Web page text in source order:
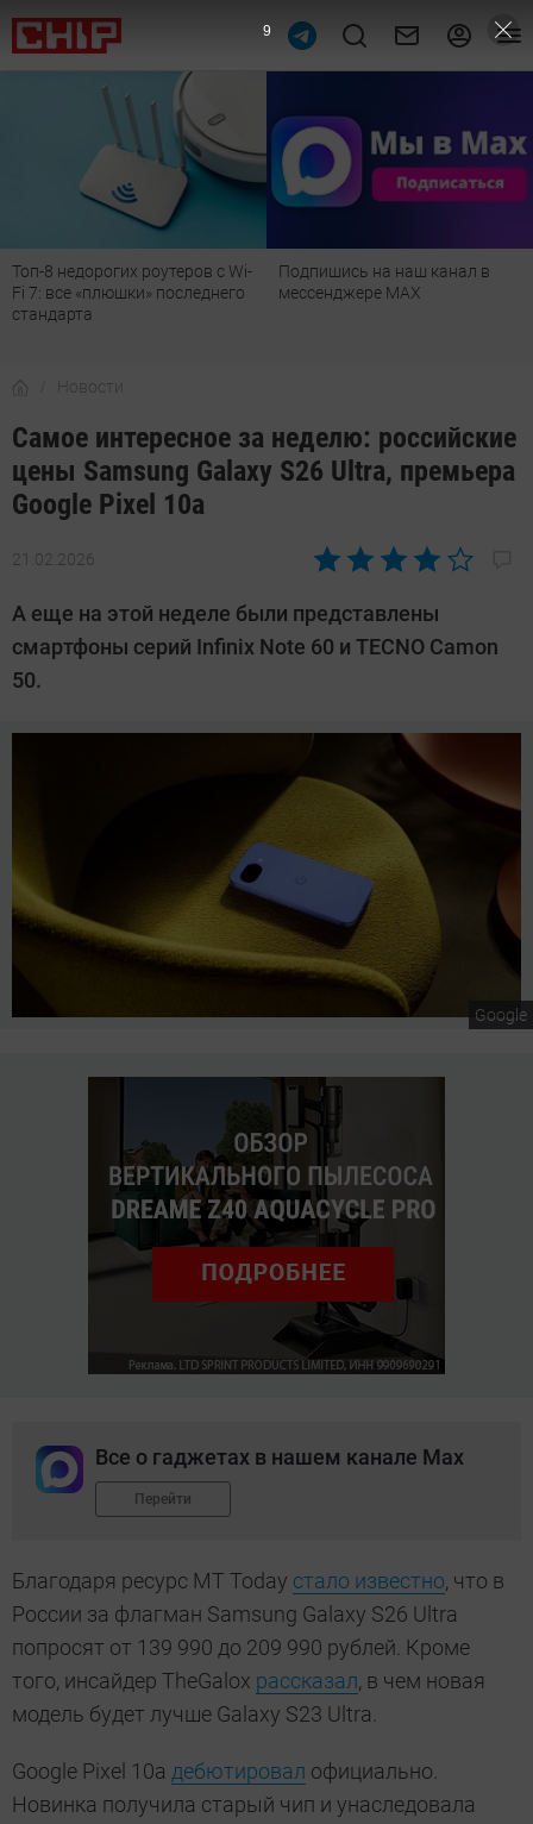
Топ-8 недорогих роутеров с Wi-
Fi 7: все «плюшки» последнего
стандарта
Подпишись на наш канал в
мессенджере МАХ
Новости
Самое интересное за неделю: российские
цены Samsung Galaxy S26 Ultra, премьера
Google Pixel 10a
21.02.2026
Автор:
Калашников
А еще на этой неделе были представлены
смартфоны серий Infinix Note 60 и TECNO Camon
50.
Google
Все о гаджетах в нашем канале Max
Перейти
Благодаря ресурс MT Today стало известно, что в
России за флагман Samsung Galaxy S26 Ultra
попросят от 139 990 до 209 990 рублей. Кроме
того, инсайдер TheGalox рассказал, в чем новая
модель будет лучше Galaxy S23 Ultra.
Google Pixel 10a дебютировал официально.
Новинка получила старый чип и унаследовала
8